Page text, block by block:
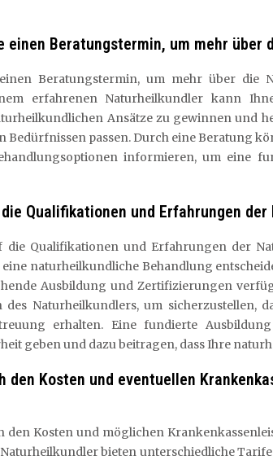
einen Beratungstermin, um mehr über
Beratungstermin, um mehr über die
erfahrenen Naturheilkundler kann
Ansätze zu gewinnen und
Bedürfnissen passen. Durch eine Beratung
informieren, um eine
Qualifikationen und Erfahrungen
die Qualifikationen und Erfahrungen der
naturheilkundliche Behandlung
Ausbildung und Zertifizierungen
Naturheilkundlers, um sicherzustellen,
erhalten. Eine fundierte
geben und dazu beitragen, dass Ihre
den Kosten und eventuellen
den Kosten und möglichen
bieten unterschiedliche